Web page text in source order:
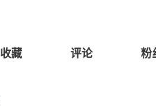
收藏 评论 粉